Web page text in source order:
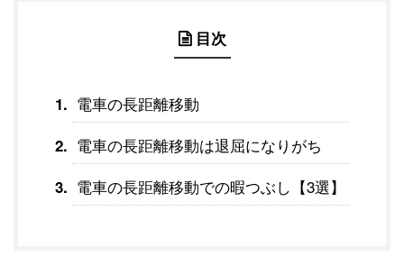
目次
電車の長距離移動
電車の長距離移動は退屈になりがち
電車の長距離移動での暇つぶし【3選】